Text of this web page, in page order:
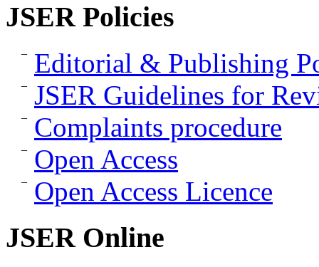
JSER Policies
Editorial & Publishing
JSER Guidelines for
Complaints procedure
Open Access
Open Access Licence
JSER Online